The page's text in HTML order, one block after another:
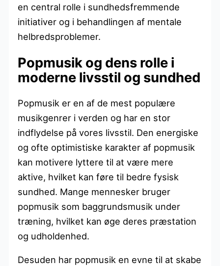
en central rolle i sundhedsfremmende
initiativer og i behandlingen af mentale
helbredsproblemer.
Popmusik og dens rolle i
moderne livsstil og sundhed
Popmusik er en af de mest populære
musikgenrer i verden og har en stor
indflydelse på vores livsstil. Den energiske
og ofte optimistiske karakter af popmusik
kan motivere lyttere til at være mere
aktive, hvilket kan føre til bedre fysisk
sundhed. Mange mennesker bruger
popmusik som baggrundsmusik under
træning, hvilket kan øge deres præstation
og udholdenhed.
Desuden har popmusik en evne til at skabe